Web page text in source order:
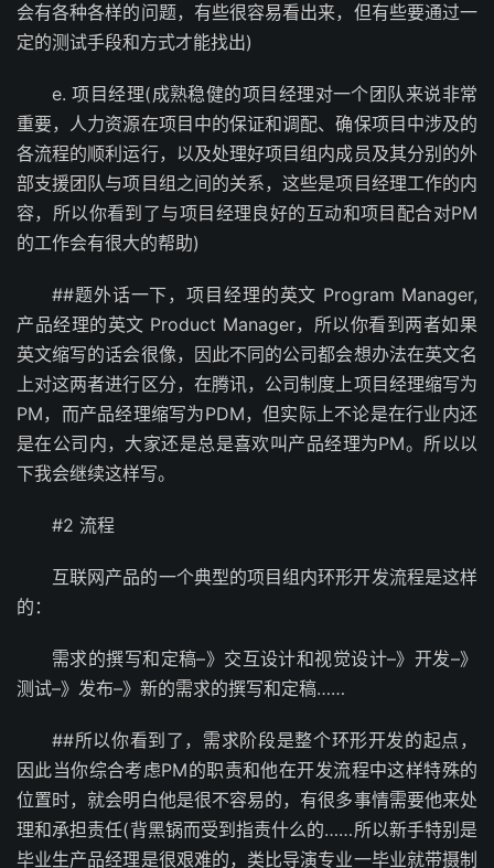
会有各种各样的问题，有些很容易看出来，但有些要通过一
定的测试手段和方式才能找出)
e. 项目经理(成熟稳健的项目经理对一个团队来说非常
重要，人力资源在项目中的保证和调配、确保项目中涉及的
各流程的顺利运行，以及处理好项目组内成员及其分别的外
部支援团队与项目组之间的关系，这些是项目经理工作的内
容，所以你看到了与项目经理良好的互动和项目配合对PM
的工作会有很大的帮助)
##题外话一下，项目经理的英文 Program Manager,
产品经理的英文 Product Manager，所以你看到两者如果
英文缩写的话会很像，因此不同的公司都会想办法在英文名
上对这两者进行区分，在腾讯，公司制度上项目经理缩写为
PM，而产品经理缩写为PDM，但实际上不论是在行业内还
是在公司内，大家还是总是喜欢叫产品经理为PM。所以以
下我会继续这样写。
#2 流程
互联网产品的一个典型的项目组内环形开发流程是这样
的：
需求的撰写和定稿–》交互设计和视觉设计–》开发–》
测试–》发布–》新的需求的撰写和定稿……
##所以你看到了，需求阶段是整个环形开发的起点，
因此当你综合考虑PM的职责和他在开发流程中这样特殊的
位置时，就会明白他是很不容易的，有很多事情需要他来处
理和承担责任(背黑锅而受到指责什么的……所以新手特别是
毕业生产品经理是很艰难的，类比导演专业一毕业就带摄制